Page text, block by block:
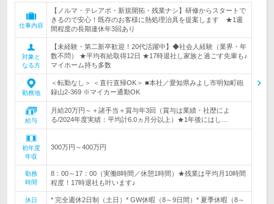
仕事内容
【ノルマ・テレアポ・新規開拓・残業ナシ】研修からスタートで
きるので安心！既存のお客様に熱処理治具を提案します ★1週
間程度の長期連休年3回あり
対象と
なる方
【未経験・第二新卒歓迎！20代活躍中】◆社会人経験（業界・年
数不問） ★平均有給取得12日 ★17時退社し家族と過ごす先輩も♪
マイホーム持ち多数
勤務地
＜転勤なし＞ ＜直行直帰OK＞ ■本社／愛知県みよし市明知町砲
録山2-369 ※マイカー通勤OK
給与
月給20万円～＋諸手当＋賞与年3回（賞与は業績・社歴によ
る/2024年度実績：平均計6.0ヵ月分以上）★1年後にはし…
初年度
年収
300万円～400万円
勤務
時間
8：00～17：00（実働8時間／休憩1時間）★残業は平均月10時間
程度！17時退社も叶います♪
休日
* 完全週休2日制（土日）* GW休暇（8～9日間）* 夏季休暇（8～